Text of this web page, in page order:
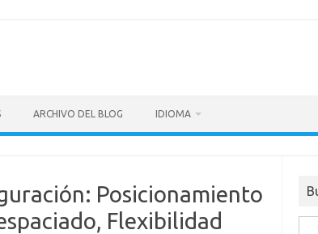
ARCHIVO DEL BLOG IDIOMA
Posicionamiento
Flexibilidad